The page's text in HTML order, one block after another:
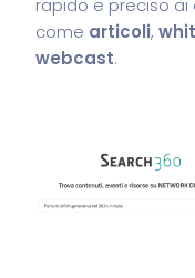
rapido e preciso
come articoli,
webcast.